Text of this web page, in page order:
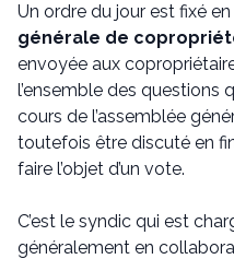
Un ordre du jour est fixé
générale de
envoyée aux
l’ensemble des questions
cours de l’assemblée
toutefois être discuté en
faire l’objet d’un vote.
C’est le syndic qui est
généralement en